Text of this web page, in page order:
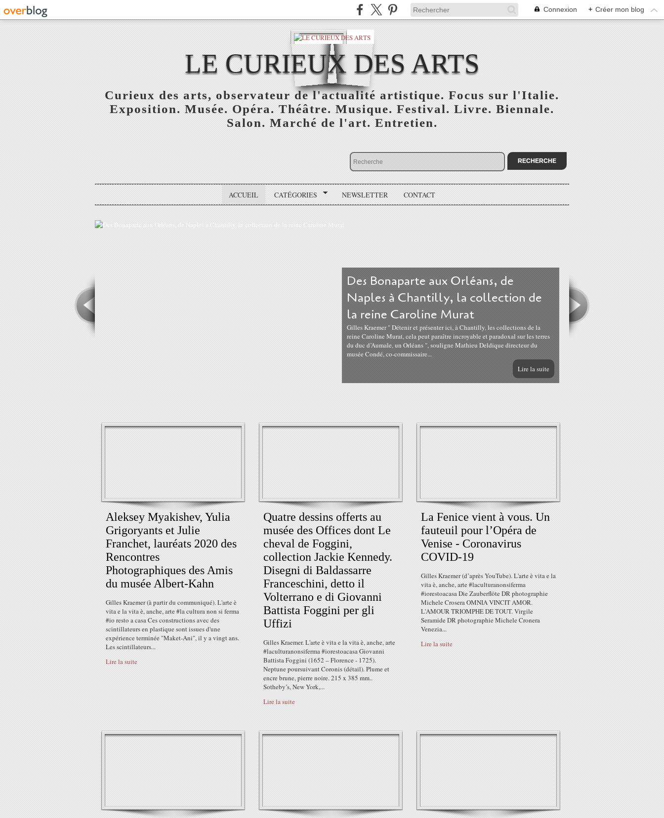
Connexion + Créer mon blog
LE CURIEUX DES ARTS
Curieux des arts, observateur de l'actualité artistique. Focus sur l'Italie.
Exposition. Musée. Opéra. Théâtre. Musique. Festival. Livre. Biennale.
Salon. Marché de l'art. Entretien.
ACCUEIL CATÉGORIES NEWSLETTER CONTACT
Des Bonaparte aux Orléans, de
Naples à Chantilly, la collection de
la reine Caroline Murat
Gilles Kraemer " Détenir et présenter ici, à Chantilly, les collections de la
reine Caroline Murat, cela peut paraître incroyable et paradoxal sur les terres
du duc d’Aumale, un Orléans ", souligne Mathieu Deldique directeur du
musée Condé, co-commissaire...
Lire la suite
Aleksey Myakishev, Yulia
Grigoryants et Julie
Franchet, lauréats 2020 des
Rencontres
Photographiques des Amis
du musée Albert-Kahn
Gilles Kraemer (à partir du communiqué). L'arte è
vita e la vita è, anche, arte #la cultura non si ferma
#io resto a casa Ces constructions avec des
scintillateurs en plastique sont issues d'une
expérience terminée "Maket-Ani", il y a vingt ans.
Les scintillateurs...
Lire la suite
Quatre dessins offerts au
musée des Offices dont Le
cheval de Foggini,
collection Jackie Kennedy.
Disegni di Baldassarre
Franceschini, detto il
Volterrano e di Giovanni
Battista Foggini per gli
Uffizi
Gilles Kraemer. L'arte è vita e la vita è, anche, arte
#laculturanonsiferma #iorestoacasa Giovanni
Battista Foggini (1652 – Florence - 1725).
Neptune poursuivant Coronis (détail). Plume et
encre brune, pierre noire. 215 x 385 mm..
Sotheby’s, New York,...
Lire la suite
La Fenice vient à vous. Un
fauteuil pour l’Opéra de
Venise - Coronavirus
COVID-19
Gilles Kraemer (d’après YouTube). L'arte è vita e la
vita è, anche, arte #laculturanonsiferma
#iorestoacasa Die Zauberflöte DR photographie
Michele Crosera OMNIA VINCIT AMOR.
L'AMOUR TRIOMPHE DE TOUT. Virgile
Seramide DR photographie Michele Cronera
Venezia...
Lire la suite